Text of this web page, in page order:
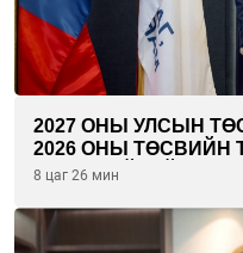
2027 ОНЫ УЛСЫН
2026 ОНЫ ТӨСВИЙН
ОЛОН НИЙТИЙН
8 цаг 26 мин